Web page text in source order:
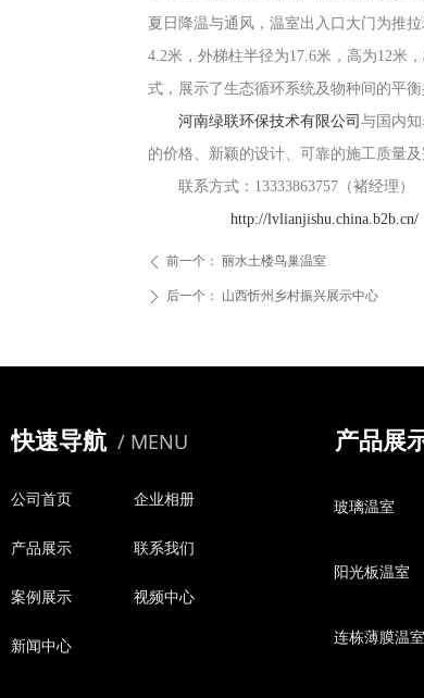
夏日降温与通风，温室出入口大门为推
4.2米，外梯柱半径为17.6米，高为12米
式，展示了生态循环系统及物种间的平衡
河南绿联环保技术有限公司 与国内
的价格、新颖的设计、可靠的施工质量
联系方式： 13333863757 （褚经理）
http://lvlianjishu.china.b2b.cn/
ꄴ 前一个： 丽水土楼鸟巢温室
ꄲ 后一个： 山西忻州乡村振兴展示中心
快速导航 / MENU
公司首页
公司首页
产品展示
产品展示
案例展示
案例展示
新闻中心
企业相册
企业相册
联系我们
联系我们
视频中心
产品展
玻璃温室
阳光板温室
连栋薄膜温室